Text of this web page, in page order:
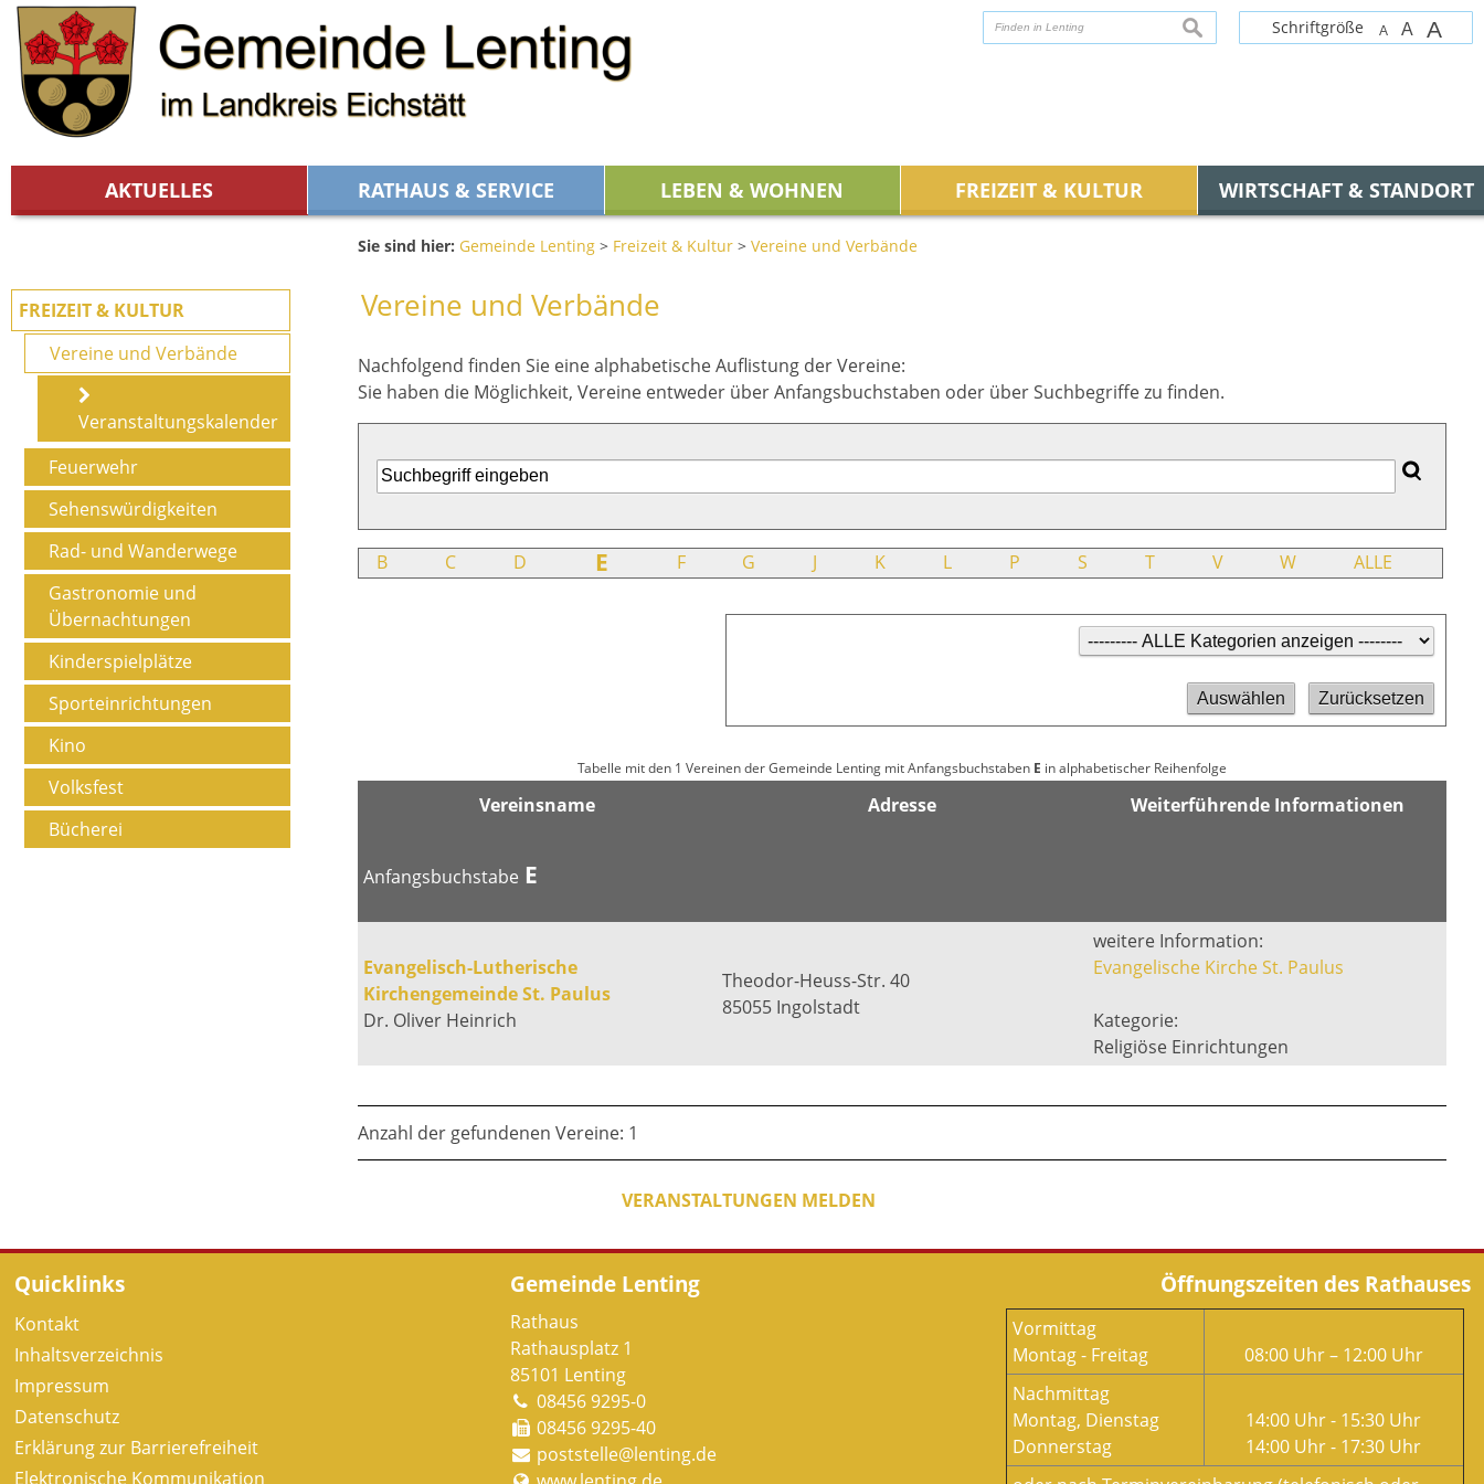
Zum Inhalt,zur Navigation
Schriftgröße A A A
suchen
AKTUELLES RATHAUS & SERVICE LEBEN & WOHNEN FREIZEIT & KULTUR WIRTSCHAFT & STANDORT
FREIZEIT & KULTUR
Vereine und Verbände
Veranstaltungskalender
Feuerwehr
Sehenswürdigkeiten
Rad- und Wanderwege
Gastronomie und
Übernachtungen
Kinderspielplätze
Sporteinrichtungen
Kino
Volksfest
Bücherei
Sie sind hier: Gemeinde Lenting > Freizeit & Kultur > Vereine und Verbände
Vereine und Verbände
Nachfolgend finden Sie eine alphabetische Auflistung der Vereine:
Sie haben die Möglichkeit, Vereine entweder über Anfangsbuchstaben oder über Suchbegriffe zu finden.
B C D E F G J K L P S T V W ALLE
Tabelle mit den 1 Vereinen der Gemeinde Lenting mit Anfangsbuchstaben E in alphabetischer Reihenfolge
Vereinsname Adresse Weiterführende Informationen
Anfangsbuchstabe E
Evangelisch-Lutherische
Kirchengemeinde St. Paulus
Dr. Oliver Heinrich
Theodor-Heuss-Str. 40
85055 Ingolstadt
weitere Information:
Evangelische Kirche St. Paulus
Kategorie:
Religiöse Einrichtungen
Anzahl der gefundenen Vereine: 1
VERANSTALTUNGEN MELDEN
Quicklinks
Kontakt
Inhaltsverzeichnis
Impressum
Datenschutz
Erklärung zur Barrierefreiheit
Elektronische Kommunikation
Gemeinde Lenting
Rathaus
Rathausplatz 1
85101 Lenting
08456 9295-0
08456 9295-40
poststelle@lenting.de
Öffnungszeiten des Rathauses
Vormittag
Montag - Freitag
08:00 Uhr – 12:00 Uhr
Nachmittag
Montag, Dienstag
Donnerstag
14:00 Uhr - 15:30 Uhr
14:00 Uhr - 17:30 Uhr